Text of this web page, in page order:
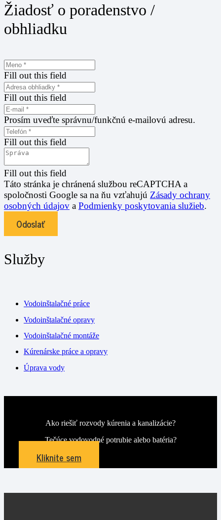
Žiadosť o poradenstvo /
obhliadku
Fill out this field
Fill out this field
Prosím uveďte správnu/funkčnú e-mailovú adresu.
Fill out this field
Fill out this field
Táto stránka je chránená službou reCAPTCHA a
spoločnosti Google sa na ňu vzťahujú Zásady ochrany
osobných údajov a Podmienky poskytovania služieb.
Odoslať
Služby
Vodoinštalačné práce
Vodoinštalačné opravy
Vodoinštalačné montáže
Kúrenárske práce a opravy
Úprava vody
Ako riešiť rozvody kúrenia a kanalizácie?
Tečúce vodovodné potrubie alebo batéria?
Kliknite sem